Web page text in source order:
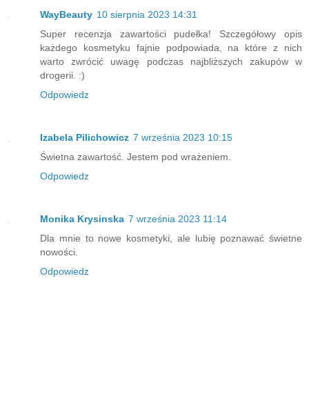
WayBeauty 10 sierpnia 2023 14:31
Super recenzja zawartości pudełka! Szczegółowy opis
każdego kosmetyku fajnie podpowiada, na które z nich
warto zwrócić uwagę podczas najbliższych zakupów w
drogerii. :)
Odpowiedz
Izabela Pilichowicz 7 września 2023 10:15
Świetna zawartość. Jestem pod wrażeniem.
Odpowiedz
Monika Krysinska 7 września 2023 11:14
Dla mnie to nowe kosmetyki, ale lubię poznawać świetne
nowości.
Odpowiedz